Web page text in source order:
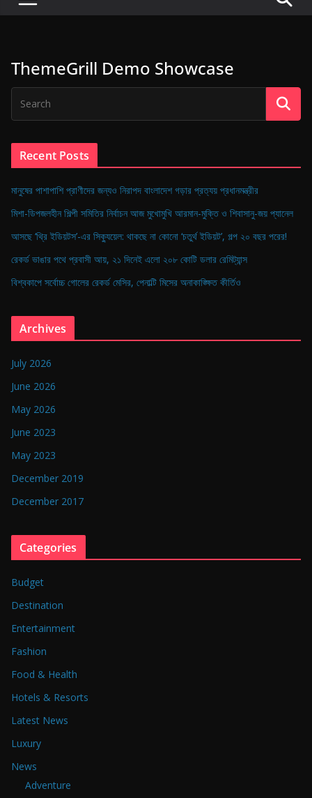
s
e
f
D
i
g
a
l
B
n
g
ThemeGrill Demo Showcase
Recent Posts
মানুষের পাশাপাশি প্রাণীদের জন্যও নিরাপদ বাংলাদেশ গড়ার প্রত্যয় প্রধানমন্ত্রীর
মিশা-ডিপজলহীন শিল্পী সমিতির নির্বাচন আজ মুখোমুখি আরমান-মুক্তি ও শিবাসানু-জয় প্যানেল
আসছে ‘থ্রি ইডিয়টস’-এর সিক্যুয়েল: থাকছে না কোনো ‘চতুর্থ ইডিয়ট’, গল্প ২০ বছর পরের!
রেকর্ড ভাঙার পথে প্রবাসী আয়, ২১ দিনেই এলো ২০৮ কোটি ডলার রেমিট্যান্স
বিশ্বকাপে সর্বোচ্চ গোলের রেকর্ড মেসির, পেনাল্টি মিসের অনাকাঙ্ক্ষিত কীর্তিও
Archives
July 2026
June 2026
May 2026
June 2023
May 2023
December 2019
December 2017
Categories
Budget
Destination
Entertainment
Fashion
Food & Health
Hotels & Resorts
Latest News
Luxury
News
Adventure